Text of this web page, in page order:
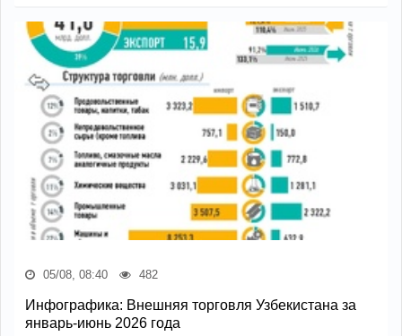
05/08, 08:40 482
Инфографика: Внешняя торговля Узбекистана за
январь-июнь 2026 года